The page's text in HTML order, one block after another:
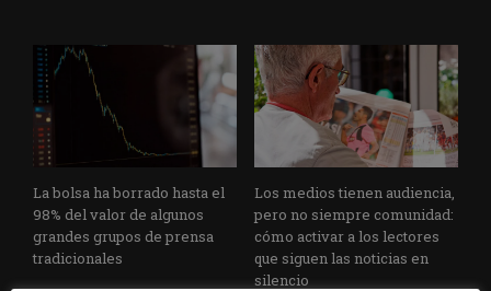
La bolsa ha borrado hasta el
98% del valor de algunos
grandes grupos de prensa
tradicionales
Los medios tienen audiencia,
pero no siempre comunidad:
cómo activar a los lectores
que siguen las noticias en
silencio